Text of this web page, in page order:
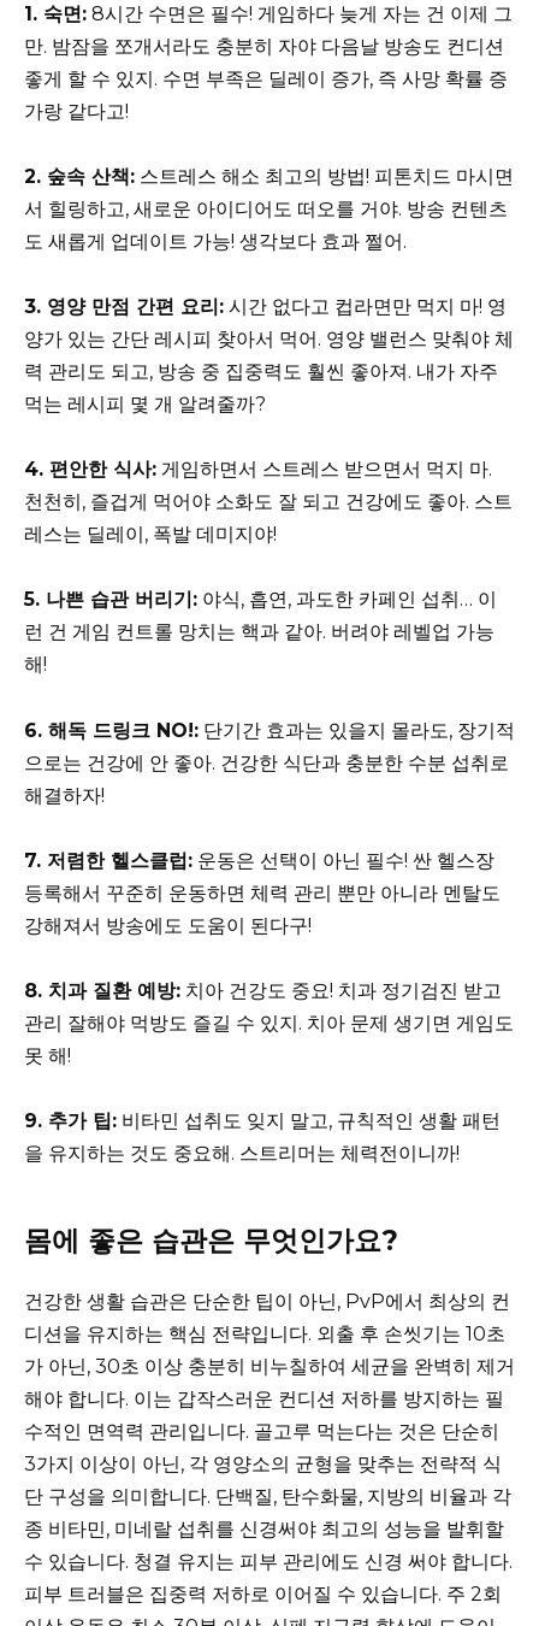
1. 숙면: 8시간 수면은 필수! 게임하다 늦게 자는 건 이제 그
만. 밤잠을 쪼개서라도 충분히 자야 다음날 방송도 컨디션
좋게 할 수 있지. 수면 부족은 딜레이 증가, 즉 사망 확률 증
가랑 같다고!
2. 숲속 산책: 스트레스 해소 최고의 방법! 피톤치드 마시면
서 힐링하고, 새로운 아이디어도 떠오를 거야. 방송 컨텐츠
도 새롭게 업데이트 가능! 생각보다 효과 쩔어.
3. 영양 만점 간편 요리: 시간 없다고 컵라면만 먹지 마! 영
양가 있는 간단 레시피 찾아서 먹어. 영양 밸런스 맞춰야 체
력 관리도 되고, 방송 중 집중력도 훨씬 좋아져. 내가 자주
먹는 레시피 몇 개 알려줄까?
4. 편안한 식사: 게임하면서 스트레스 받으면서 먹지 마.
천천히, 즐겁게 먹어야 소화도 잘 되고 건강에도 좋아. 스트
레스는 딜레이, 폭발 데미지야!
5. 나쁜 습관 버리기: 야식, 흡연, 과도한 카페인 섭취… 이
런 건 게임 컨트롤 망치는 핵과 같아. 버려야 레벨업 가능
해!
6. 해독 드링크 NO!: 단기간 효과는 있을지 몰라도, 장기적
으로는 건강에 안 좋아. 건강한 식단과 충분한 수분 섭취로
해결하자!
7. 저렴한 헬스클럽: 운동은 선택이 아닌 필수! 싼 헬스장
등록해서 꾸준히 운동하면 체력 관리 뿐만 아니라 멘탈도
강해져서 방송에도 도움이 된다구!
8. 치과 질환 예방: 치아 건강도 중요! 치과 정기검진 받고
관리 잘해야 먹방도 즐길 수 있지. 치아 문제 생기면 게임도
못 해!
9. 추가 팁: 비타민 섭취도 잊지 말고, 규칙적인 생활 패턴
을 유지하는 것도 중요해. 스트리머는 체력전이니까!
몸에 좋은 습관은 무엇인가요?
건강한 생활 습관은 단순한 팁이 아닌, PvP에서 최상의 컨
디션을 유지하는 핵심 전략입니다. 외출 후 손씻기는 10초
가 아닌, 30초 이상 충분히 비누칠하여 세균을 완벽히 제거
해야 합니다. 이는 갑작스러운 컨디션 저하를 방지하는 필
수적인 면역력 관리입니다. 골고루 먹는다는 것은 단순히
3가지 이상이 아닌, 각 영양소의 균형을 맞추는 전략적 식
단 구성을 의미합니다. 단백질, 탄수화물, 지방의 비율과 각
종 비타민, 미네랄 섭취를 신경써야 최고의 성능을 발휘할
수 있습니다. 청결 유지는 피부 관리에도 신경 써야 합니다.
피부 트러블은 집중력 저하로 이어질 수 있습니다. 주 2회